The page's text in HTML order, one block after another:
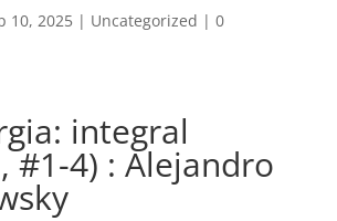
10, 2025| Uncategorized | 0
integral
#1-4) : Alejandro